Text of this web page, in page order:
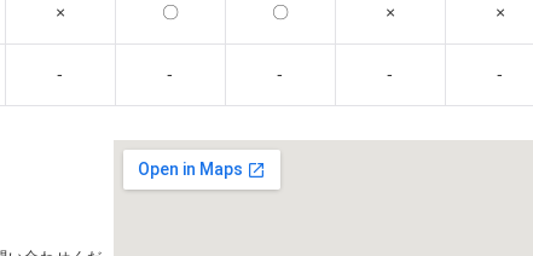
× 〇 〇 × ×
- - - - -